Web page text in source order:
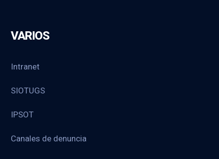
VARIOS
Intranet
SIOTUGS
IPSOT
Canales de denuncia